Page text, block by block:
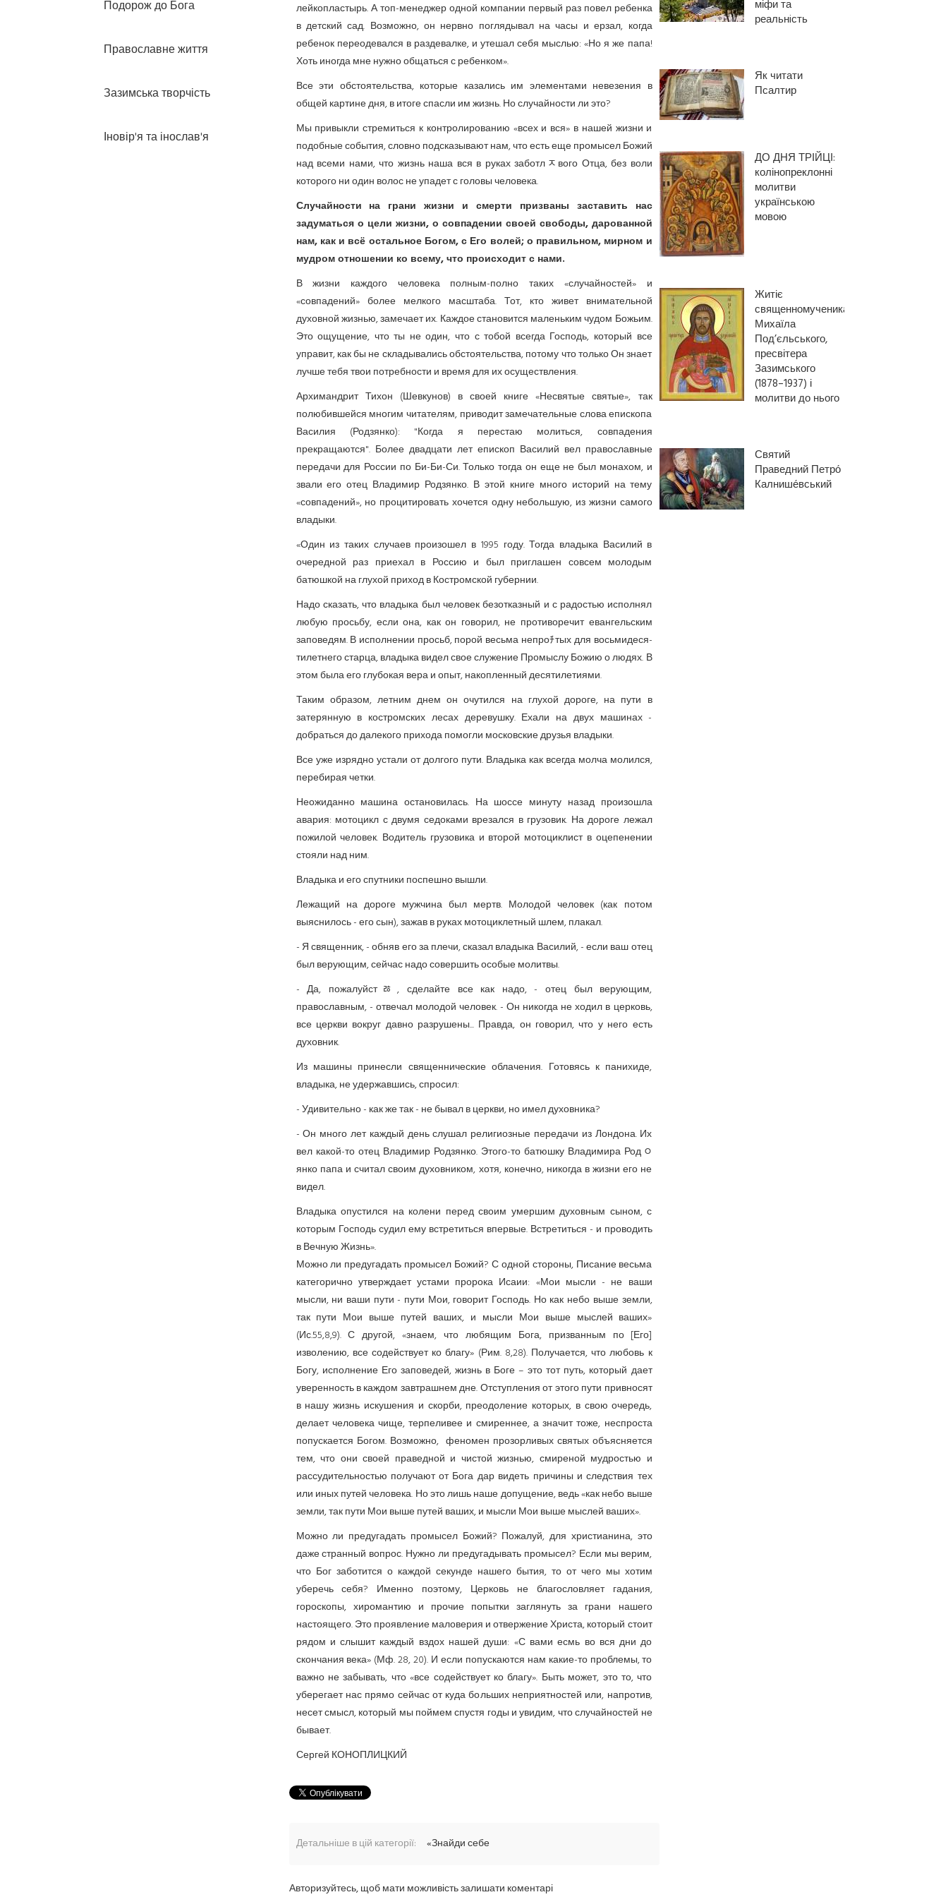
лейкопластырь. А топ-менеджер одной компании первый раз повел ребенка
в детский сад. Возможно, он нервно поглядывал на часы и ерзал, когда
ребенок переодевался в раздевалке, и утешал себя мыслью: «Но я же папа!
Хоть иногда мне нужно общаться с ребенком».
Все эти обстоятельства, которые казались им эле­ментами невезения в
общей картине дня, в итоге спасли им жизнь. Но случайности ли это?
Мы привыкли стреми­ть­ся к контролированию «всех и вся» в нашей жизни и
подобные события, словно подсказывают нам, что есть еще промысел Божий
над всеми нами, что жизнь наша вся в руках заботлﾸвого Отца, без воли
которого ни один волос не упадет с головы человека.
Случайности на грани жизни и смерти призваны заставить нас
задуматься о цели жизни, о совпадении своей свободы, дарованной
нам, как и всё остальное Богом, с Его волей; о правильном, мирном и
мудром отношении ко всему, что происходит с нами.
В жизни каждого человека полным-полно таких «случайностей» и
«совпадений» более мелкого масштаба. Тот, кто живет внимательной
духовной жизнью, замечает их. Каждое становится маленьким чудом Божьим.
Это ощущение, что ты не один, что с тобой всегда Господь, который все
управит, как бы не складывались обстоятельства, потому что только Он знает
лучше тебя твои потребности и время для их осуществления.
Архимандрит Тихон (Шевкунов) в своей книге «Несвятые святые», так
полюбившейся многим читателям, приводит замечательные слова епископа
Василия (Родзянко): "Когда я перестаю молиться, совпадения
прекращаются". Более двадцати лет епископ Василий вел православные
передачи для России по Би-Би-Си. Только тогда он еще не был монахом, и
звали его отец Владимир Родзянко. В этой книге много историй на тему
«совпадений», но процитировать хочется одну небольшую, из жизни самого
владыки.
«Один из таких случаев произошел в 1995 году. Тогда владыка Василий в
очередной раз приехал в Россию и был приглашен совсем молодым
батюшкой на глухой приход в Костромской губернии.
Надо сказать, что вла­дыка был человек безотказ­ный и с радостью исполнял
любую просьбу, если она, как он говорил, не противоречит евангельским
заповедям. В исполнении просьб, порой весьма непроﾁтых для восьмидеся­
тилетнего старца, владыка видел свое служение Промыслу Божию о людях. В
этом была его глубокая вера и опыт, накопленный десяти­летиями.
Таким образом, летним днем он очутился на глухой дороге, на пути в
затерянную в костромских лесах деревушку. Ехали на двух машинах -
добраться до далекого прихода помогли московские друзья владыки.
Все уже изрядно устали от долгого пути. Владыка как всегда молча молился,
перебирая четки.
Неожиданно машина остановилась. На шоссе минуту назад произошла
авария: мотоцикл с двумя седоками врезался в грузовик. На дороге лежал
пожилой человек. Водитель грузовика и второй мотоциклист в оцепенении
стояли над ним.
Владыка и его спутники поспешно вышли.
Лежащий на дороге мужчина был мертв. Молодой человек (как потом
выяснилось - его сын), зажав в руках мотоциклетный шлем, плакал.
- Я священник, - обняв его за плечи, сказал владыка Василий, - если ваш отец
был верующим, сейчас надо совершить особые молитвы.
- Да, пожалуйстﾰ, сделайте все как надо, - отец был верующим,
православным, - отвечал молодой человек. - Он никогда не ходил в церковь,
все церкви вокруг давно разрушены... Правда, он говорил, что у него есть
духовник.
Из машины принесли священнические облачения. Готовясь к панихиде,
владыка, не удержавшись, спросил:
- Удивительно - как же так - не бывал в церкви, но имел духовника?
- Он много лет каждый день слушал религиозные передачи из Лондона. Их
вел какой-то отец Владимир Родзянко. Этого-то батюшку Владимира Родﾷ
янко папа и считал своим духовником, хотя, конечно, никогда в жизни его не
видел.
Владыка опустился на колени перед своим умершим духовным сыном, с
которым Господь судил ему встретиться впервые. Встретиться - и проводить
в Вечную Жизнь».
Можно ли предугадать промысел Божий? С одной стороны, Писание весьма
категорично утверждает устами пророка Исаии: «Мои мысли - не ваши
мысли, ни ваши пути - пути Мои, говорит Господь. Но как небо выше земли,
так пути Мои выше путей ваших, и мысли Мои выше мыслей ваших»
(Ис.55,8,9). С другой, «знаем, что любящим Бога, призванным по [Его]
изволению, все содействует ко благу» (Рим. 8,28). Получается, что любовь к
Богу, исполнение Его заповедей, жизнь в Боге – это тот путь, который дает
уверенность в каждом завтрашнем дне. Отступления от этого пути привносят
в нашу жизнь искушения и скорби, преодоление которых, в свою очередь,
делает человека чище, терпеливее и смиреннее, а значит тоже, неспроста
попускается Богом. Возможно, феномен прозорливых святых объясняется
тем, что они своей праведной и чистой жизнью, смиреной мудростью и
рассудительностью получают от Бога дар видеть причины и следствия тех
или иных путей человека. Но это лишь наше допущение, ведь «как небо выше
земли, так пути Мои выше путей ваших, и мысли Мои выше мыслей ваших».
Можно ли предугадать промысел Божий? Пожалуй, для христианина, это
даже странный вопрос. Нужно ли предугадывать промысел? Если мы верим,
что Бог заботится о каждой секунде нашего бытия, то от чего мы хотим
уберечь себя? Именно поэтому, Церковь не благословляет гадания,
гороскопы, хиромантию и прочие попытки заглянуть за грани нашего
настоящего. Это проявление маловерия и отвержение Христа, который стоит
рядом и слышит каждый вздох нашей души: «С вами есмь во вся дни до
скончания века» (Мф. 28, 20). И если попускаются нам какие-то проблемы, то
важно не забывать, что «все содействует ко благу». Быть может, это то, что
уберегает нас прямо сейчас от куда больших неприятностей или, напротив,
несет смысл, который мы поймем спустя годы и увидим, что случайностей не
бывает.
Сергей КОНОПЛИЦКИЙ
Детальніше в цій категорії: «Знайди себе
Авторизуйтесь, щоб мати можливість залишати коментарі
Подорож до Бога
Православне життя
Зазимська творчість
Іновір'я та інослав'я
міфи та
реальнiсть
Як читати
Псалтир
ДО ДНЯ ТРІЙЦІ:
колінопреклонні
молитви
українською
мовою
Житіє
священномученика
Михаїла
Под’єльського,
пресвітера
Зазимського
(1878–1937) і
молитви до нього
Святий
Праведний Петро́
Калнише́вський